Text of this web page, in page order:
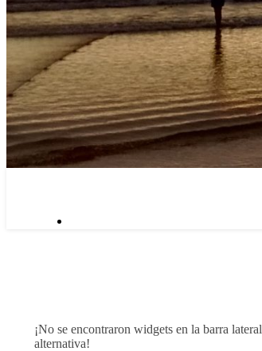
¡No se encontraron widgets en la barra lateral
alternativa!